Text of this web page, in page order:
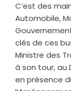
C’est des
Automobile,
clés de ces
Ministre des
à son tour, au
en présence